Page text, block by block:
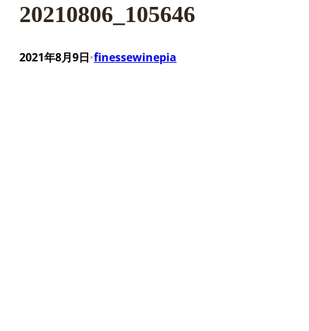
20210806_105646
2021年8月9日•finessewinepia